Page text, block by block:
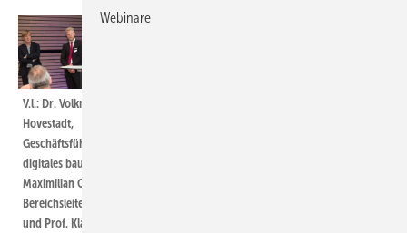
V.l.: Dr. Volkmar
Hovestadt,
Geschäftsführer
digitales bauen, Dr.
Maximilian Offizier,
Bereichsleiter TCW,
und Prof. Klaus Peter
Prof. Klaus Peter Sedlbauer beantwortete die
Webinare